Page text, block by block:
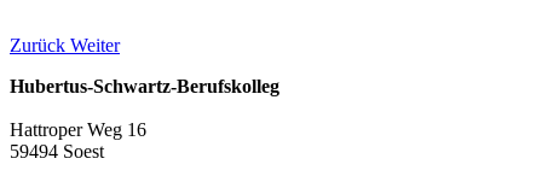
Zurück Weiter
Hubertus-Schwartz-Berufskolleg
Hattroper Weg 16
59494 Soest